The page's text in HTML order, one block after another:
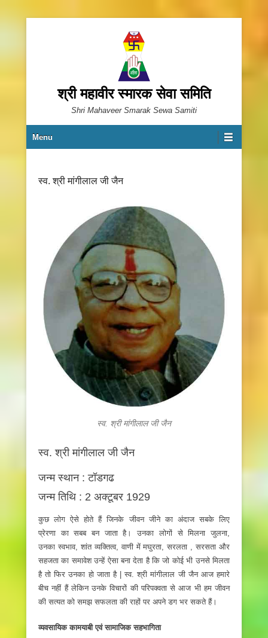
श्री महावीर स्मारक सेवा समिति
Shri Mahaveer Smarak Sewa Samiti
Primary Menu
Skip to content
Menu
स्व. श्री मांगीलाल जी जैन
स्व. श्री मांगीलाल जी जैन
स्व. श्री मांगीलाल जी जैन
जन्म स्थान : टॉडगढ
जन्म तिथि : 2 अक्टूबर 1929
कुछ लोग ऐसे होते हैं जिनके जीवन जीने का अंदाज सबके लिए
प्रेरणा का सबब बन जाता है। उनका लोगों से मिलना जुलना,
उनका स्वभाव, शांत व्यक्तित्व, वाणी में मघुरता, सरलता , सरसता और
सहजता का समावेश उन्हें ऐसा बना देता है कि जो कोई भी उनसे मिलता
है तो फिर उनका हो जाता है | स्व. श्री मांगीलाल जी जैन आज हमारे
बीच नहीं हैं लेकिन उनके विचारों की परिपक्वता से आज भी हम जीवन
की सत्यत को समझ सफलता की राहों पर अपने डग भर सकते हैं।
व्यवसायिक कामयाबी एवं सामाजिक सहभागिता